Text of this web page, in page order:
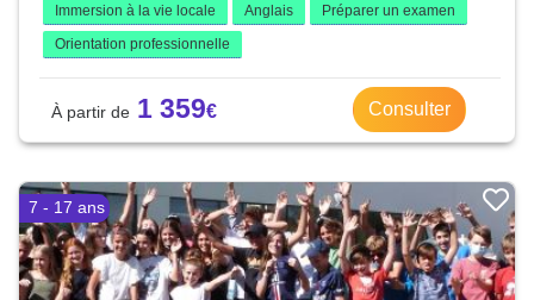
Immersion à la vie locale
Anglais
Préparer un examen
Orientation professionnelle
1 359 Consulter
7 - 17 ans